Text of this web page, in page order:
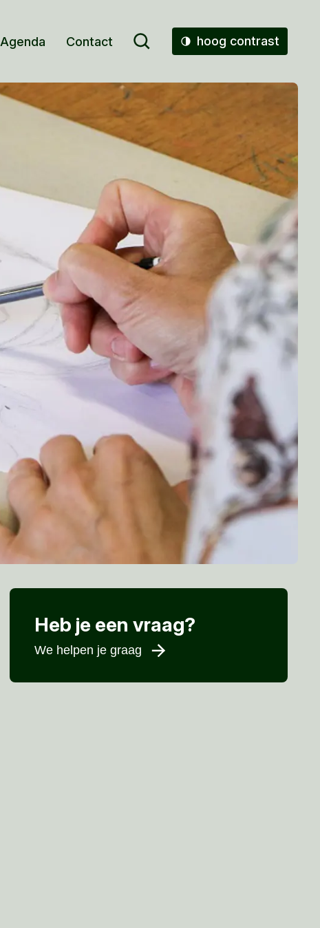
Contact hoog contrast
Heb je een vraag?
We helpen je graag